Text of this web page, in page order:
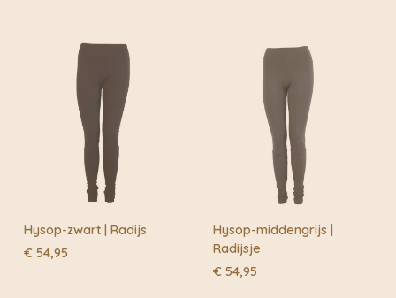
Hysop-zwart | Radijs
€ 54,95
Hysop-middengrijs |
Radijsje
€ 54,95